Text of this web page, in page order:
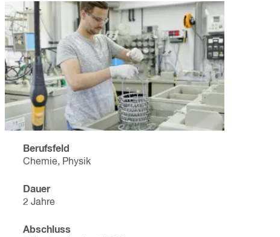
Berufsfeld
Chemie, Physik
Dauer
2 Jahre
Abschluss